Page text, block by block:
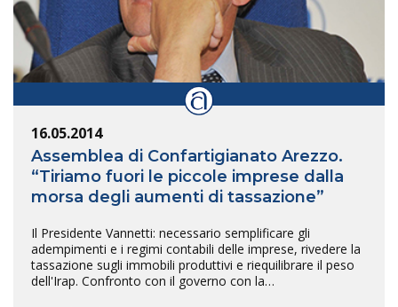
16.05.2014
Assemblea di Confartigianato Arezzo.
“Tiriamo fuori le piccole imprese dalla
morsa degli aumenti di tassazione”
Il Presidente Vannetti: necessario semplificare gli
adempimenti e i regimi contabili delle imprese, rivedere la
tassazione sugli immobili produttivi e riequilibrare il peso
dell'Irap. Confronto con il governo con la…